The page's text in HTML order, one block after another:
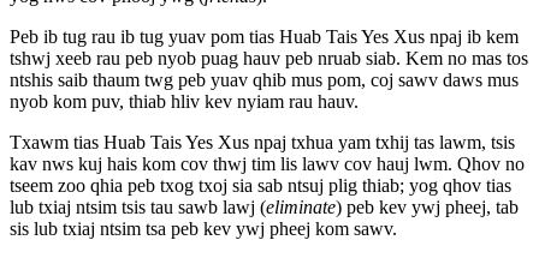
Peb ib tug rau ib tug yuav pom tias Huab Tais Yes Xus npaj ib kem
tshwj xeeb rau peb nyob puag hauv peb nruab siab. Kem no mas tos
ntshis saib thaum twg peb yuav qhib mus pom, coj sawv daws mus
nyob kom puv, thiab hliv kev nyiam rau hauv.
Txawm tias Huab Tais Yes Xus npaj txhua yam txhij tas lawm, tsis
kav nws kuj hais kom cov thwj tim lis lawv cov hauj lwm. Qhov no
tseem zoo qhia peb txog txoj sia sab ntsuj plig thiab; yog qhov tias
lub txiaj ntsim tsis tau sawb lawj (eliminate) peb kev ywj pheej, tab
sis lub txiaj ntsim tsa peb kev ywj pheej kom sawv.